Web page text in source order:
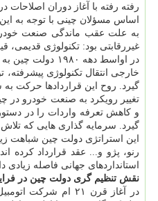
اساس مسؤلان چینی با توجه به این لزوم، توسعه
به علت عقب ماندگی صنعت
غیررقابتی بود: تكنولوژی
در اواسط دهه ۱۹۸۰ دولت چین به منظور تحكیم صنعت اقدام به ایجاد و توسعه سه تولیدكننده بزرگ و سه تولیدكننده كوچك در چارچوب سرمایه گذاری مشترك با
گیرد. روح این قراردادها حركت
تغییر رویكرد به صنعت خودرو
و كاهش تعرفه واردات را در
گیرد. سرمایه گذاری هایی كه تلاش
این استراتژی دولت چین شباهت
رنو، پژو و... عقد قرارداد كرده
استانداردهای جهانی فاصله زیادی
نقش تنظیم گری دولت چین در
در آغاز قرن ۲۱